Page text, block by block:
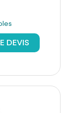
DEVIS